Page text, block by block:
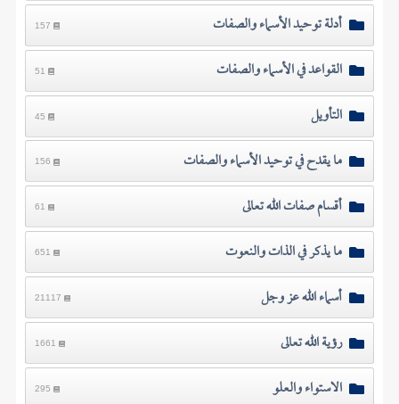
أدلة توحيد الأسماء والصفات 157
القواعد في الأسماء والصفات 51
التأويل 45
ما يقدح في توحيد الأسماء والصفات 156
أقسام صفات الله تعالى 61
ما يذكر في الذات والنعوت 651
أسماء الله عز وجل 21117
رؤية الله تعالى 1661
الاستواء والعلو 295